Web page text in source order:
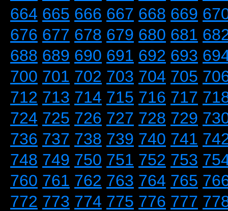
664 665 666 667 668 669
676 677 678 679 680 681
688 689 690 691 692 693
700 701 702 703 704 705
712 713 714 715 716 717
724 725 726 727 728 729
736 737 738 739 740 741
748 749 750 751 752 753
760 761 762 763 764 765
772 773 774 775 776 777